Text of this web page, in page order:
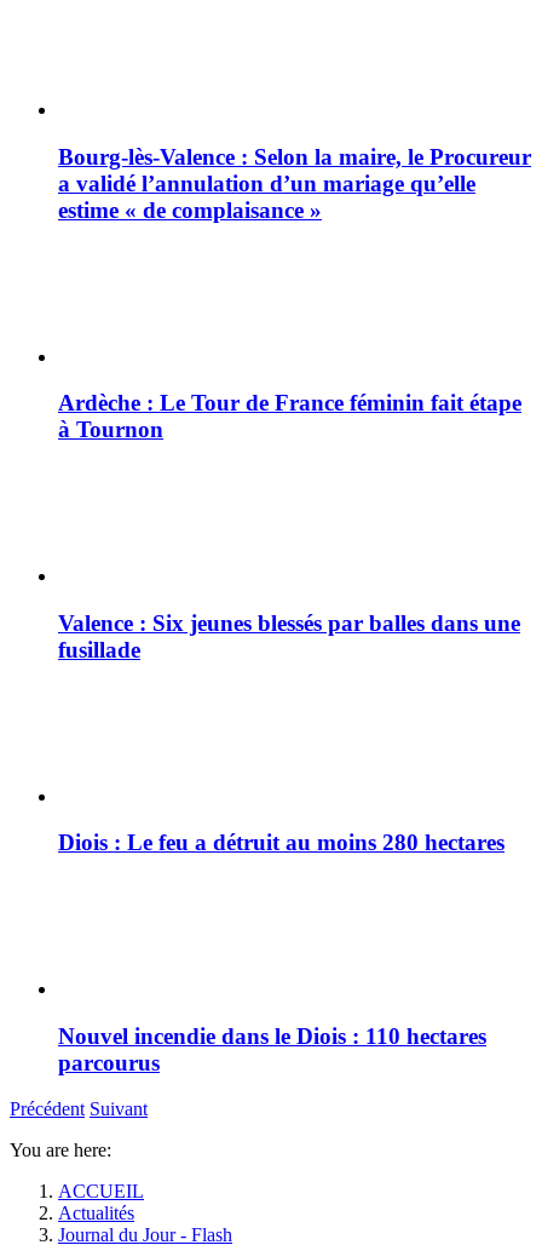
Bourg-lès-Valence : Selon la maire, le Procureur
a validé l’annulation d’un mariage qu’elle
estime « de complaisance »
Ardèche : Le Tour de France féminin fait étape
à Tournon
Valence : Six jeunes blessés par balles dans une
fusillade
Diois : Le feu a détruit au moins 280 hectares
Nouvel incendie dans le Diois : 110 hectares
parcourus
Précédent Suivant
You are here:
ACCUEIL
Actualités
Journal du Jour - Flash